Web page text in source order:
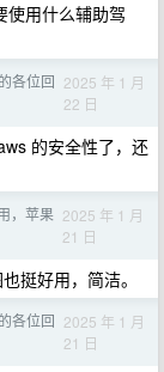
使用什么辅助驾
各位回 2025 年 1 月
22 日
的安全性了，还
，苹果 2025 年 1 月
21 日
挺好用，简洁。
各位回 2025 年 1 月
21 日